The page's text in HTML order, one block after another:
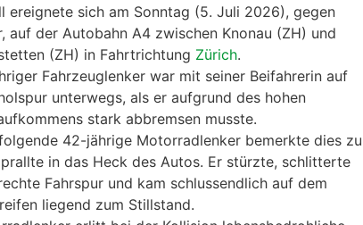
ereignete sich am Sonntag (5. Juli 2026), gegen
auf der Autobahn A4 zwischen Knonau (ZH) und
(ZH) in Fahrtrichtung Zürich.
Fahrzeuglenker war mit seiner Beifahrerin auf
unterwegs, als er aufgrund des hohen
stark abbremsen musste.
42-jährige Motorradlenker bemerkte dies zu
in das Heck des Autos. Er stürzte, schlitterte
Fahrspur und kam schlussendlich auf dem
liegend zum Stillstand.